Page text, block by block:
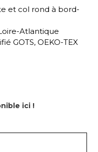
et col rond à bord-
Atlantique
GOTS, OEKO-TEX
ici !